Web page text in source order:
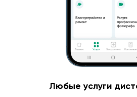
Любые услуги